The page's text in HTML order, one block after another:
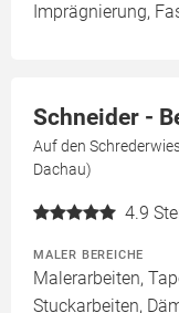
Imprägnierung,
Schneider -
Auf den
Dachau)
4.9
MALER BEREICHE
Malerarbeiten,
Stuckarbeiten,